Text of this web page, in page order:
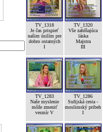
TV_1318
Je čas prispieť
našim úsilím pre
dobro ostatných
I
TV_1320
Vše zahŕňajúca
láska
Majstra
III
TV_1283
Naše myslenie
môže zmeniť
vesmír V
TV_1286
Sufijská cesta -
moslimský pribeh
I